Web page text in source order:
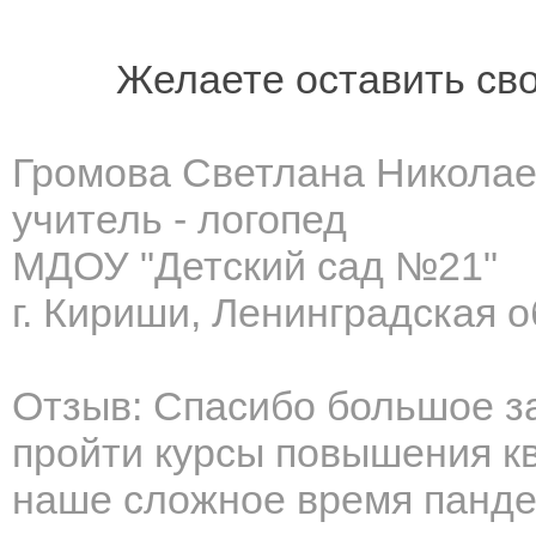
Желаете оставить
Громова Светлана
учитель - логопед
МДОУ "Детский сад №21"
г. Кириши, Ленинградская
Отзыв: Спасибо большое
пройти курсы повышения
наше сложное время